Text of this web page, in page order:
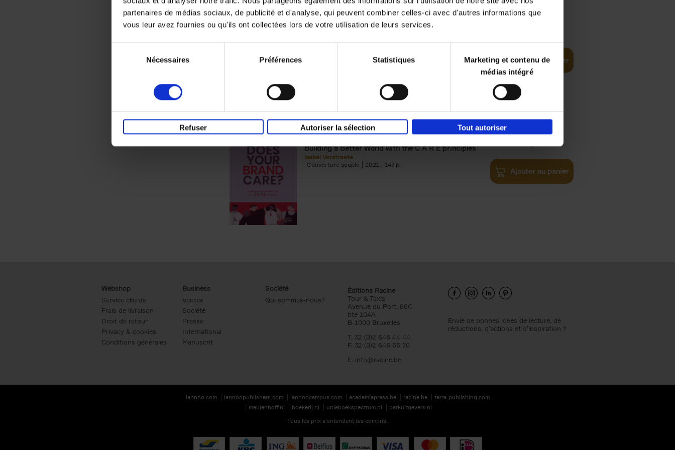
partenaires de médias sociaux, de publicité et d'analyse, qui peuvent combiner celles-ci avec d'autres informations que
vous leur avez fournies ou qu'ils ont collectées lors de votre utilisation de leurs services.
Nécessaires Préférences Statistiques
Marketing et contenu de
médias intégré
Refuser Autoriser la sélection Tout autoriser
Digital marketing like a PRO -
completely revised edition
Ajouter au panier
Does Your Brand Care?
Building a Better World with the C A R E principles
Isabel Verstraete
Couverture souple
2021 147
€34,99
Ajouter au panier
Webshop
Service clients
Frais de livraison
Droit de retour
Privacy & cookies
Conditions générales
Business
Ventes
Société
Presse
International
Manuscrit
Société
Qui sommes-nous?
Éditions Racine
Tour & Taxis
Avenue du Port, 86C
bte 104A
B-1000 Bruxelles
T. 32 (0)2 646 44 44
F. 32 (0)2 646 55 70
E. info@racine.be
Envie de bonnes idées de lecture, de
réductions, d’actions et d’inspiration ?
lannoo.com lannoopublishers.com lannoocampus.com academiapress.be racine.be
terra-publishing.com
meulenhoff.nl
boekerij.nl unieboekspectrum.nl
parkuitgevers.nl
Tous les prix s’entendent tva compris.